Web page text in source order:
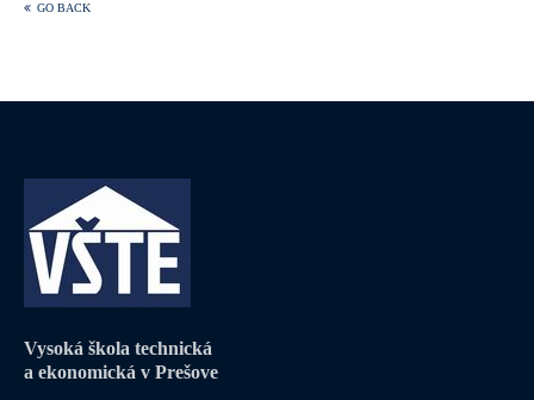
GO BACK
Vysoká škola technická
a ekonomická v Prešove